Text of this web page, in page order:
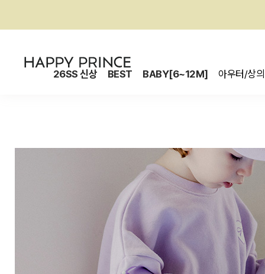
26SS 신상 BEST BABY[6~12M] 아우터/상의